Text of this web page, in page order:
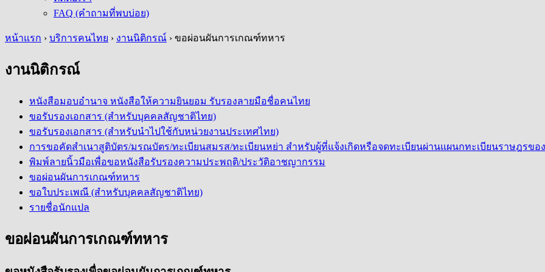
FAQ (คำถามที่พบบ่อย)
หน้าแรก › บริการคนไทย › งานนิติกรณ์ › ขอผ่อนผันการเกณฑ์ทหาร
งานนิติกรณ์
หนังสือมอบอำนาจ หนังสือให้ความยินยอม รับรองลายมือชื่อคนไทย
ขอรับรองเอกสาร (สำหรับบุคคลสัญชาติไทย)
ขอรับรองเอกสาร (สำหรับนำไปใช้กับหน่วยงานประเทศไทย)
การขอคัดสำเนาสูติบัตร/มรณบัตร/ทะเบียนสมรส/ทะเบียนหย่า สำหรับผู้ที่แจ้งเกิดหรือจดทะเบียนผ่านแผนกทะเบียนราษฎรข
พิมพ์ลายนิ้วมือเพื่อขอหนังสือรับรองความประพฤติ/ประวัติอาชญากรรม
ขอผ่อนผันการเกณฑ์ทหาร
ขอใบประเพณี (สำหรับบุคคลสัญชาติไทย)
รายชื่อนักแปล
ขอผ่อนผันการเกณฑ์ทหาร